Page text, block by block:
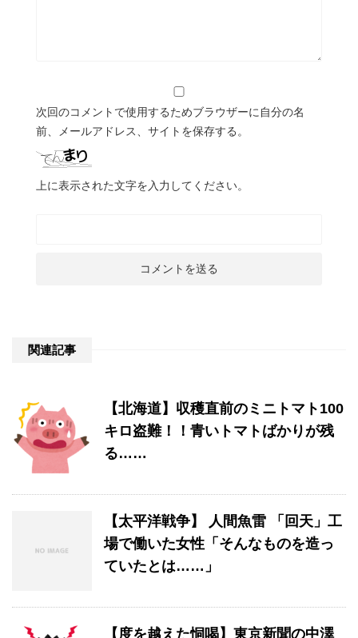
次回のコメントで使用するためブラウザーに自分の名
前、メールアドレス、サイトを保存する。
上に表示された文字を入力してください。
関連記事
【北海道】収穫直前のミニトマト100
キロ盗難！！青いトマトばかりが残
る……
【太平洋戦争】 人間魚雷 「回天」工
場で働いた女性「そんなものを造っ
ていたとは……」
【度を越えた恫喝】東京新聞の中澤